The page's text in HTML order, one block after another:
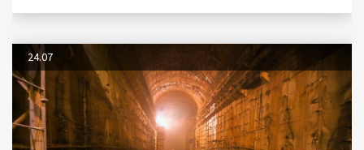
24.07